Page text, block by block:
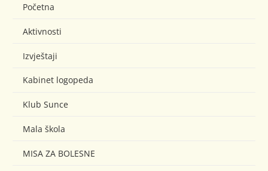
Početna
Aktivnosti
Izvještaji
Kabinet logopeda
Klub Sunce
Mala škola
MISA ZA BOLESNE